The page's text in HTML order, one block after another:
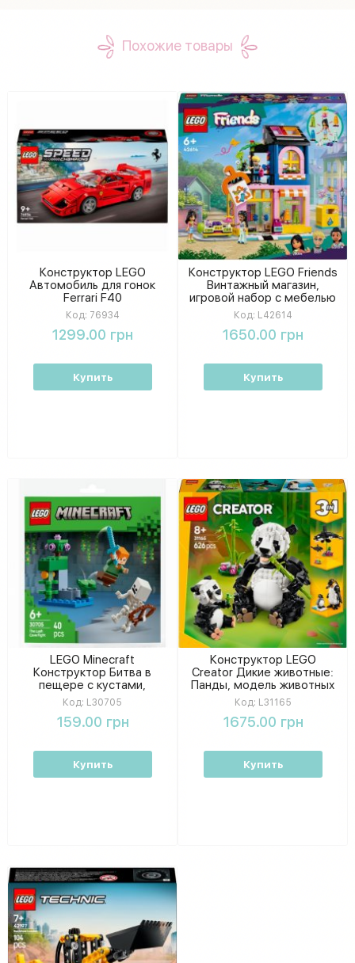
Похожие товары
Конструктор LEGO
Автомобиль для гонок
Ferrari F40
Код: 76934
1299.00 грн
Купить
Конструктор LEGO Friends
Винтажный магазин,
игровой набор с мебелью
и аксессуарами для детей
Код: L42614
1650.00 грн
Купить
LEGO Minecraft
Конструктор Битва в
пещере с кустами,
сборная игровая локация с
фигурками для детей
Код: L30705
159.00 грн
Купить
Конструктор LEGO
Creator Дикие животные:
Панды, модель животных
для самостоятельной
сборки
Код: L31165
1675.00 грн
Купить